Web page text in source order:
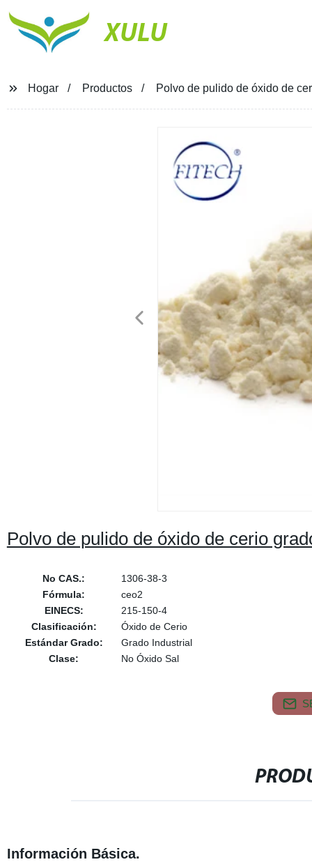
XULU
Hogar Productos Polvo de pulido de óxido de
Polvo de pulido de óxido de cerio
No CAS.:
1306-38-3
Fórmula:
ceo2
EINECS:
215-150-4
Clasificación:
Óxido de Cerio
Estándar Grado:
Grado Industrial
Clase:
No Óxido Sal
Información Básica.